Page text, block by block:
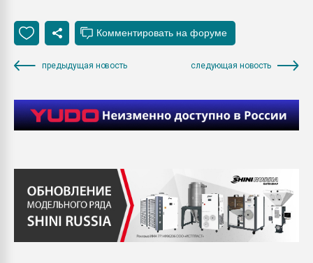
предыдущая новость следующая новость